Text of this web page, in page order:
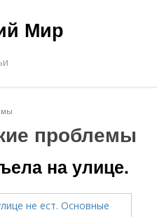
Мир
проблемы
на улице.